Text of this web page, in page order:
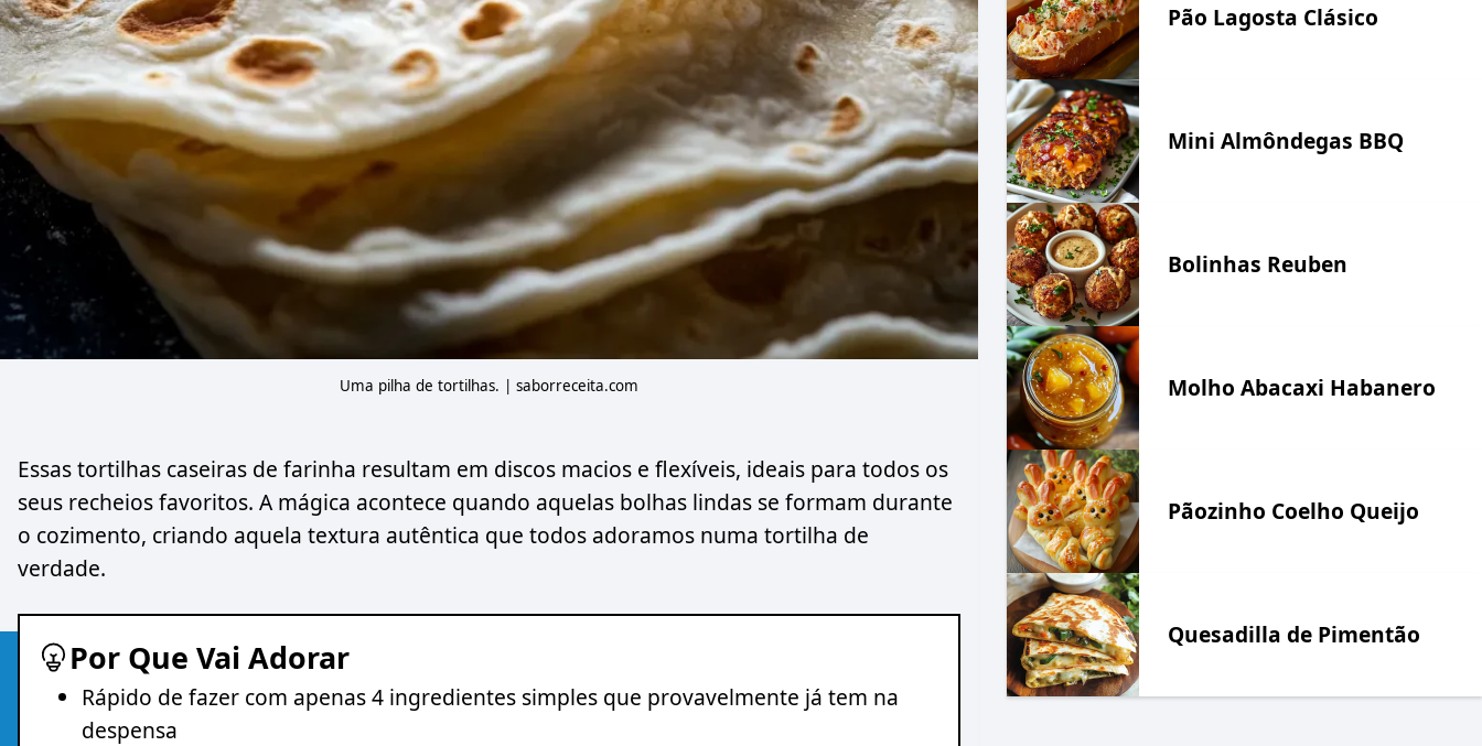
Uma pilha de tortilhas. | saborreceita.com
Essas tortilhas caseiras de farinha resultam em discos macios e flexíveis, ideais para todos os
seus recheios favoritos. A mágica acontece quando aquelas bolhas lindas se formam durante
o cozimento, criando aquela textura autêntica que todos adoramos numa tortilha de
verdade.
Por Que Vai Adorar
Rápido de fazer com apenas 4 ingredientes simples que provavelmente já tem na
despensa
Pão Lagosta Clásico
Mini Almôndegas BBQ
Bolinhas Reuben
Molho Abacaxi Habanero
Pãozinho Coelho Queijo
Quesadilla de Pimentão